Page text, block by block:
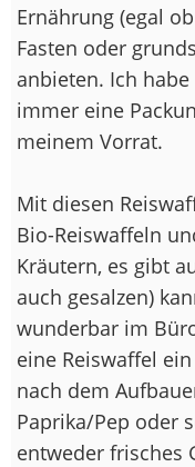
Ernährung (egal
Fasten oder
anbieten. Ich
immer eine
meinem Vorrat.
Mit diesen
Bio-Reiswaffeln
Kräutern, es gibt
auch gesalzen)
wunderbar im
eine Reiswaffel
nach dem
Paprika/Pep oder
entweder frisches